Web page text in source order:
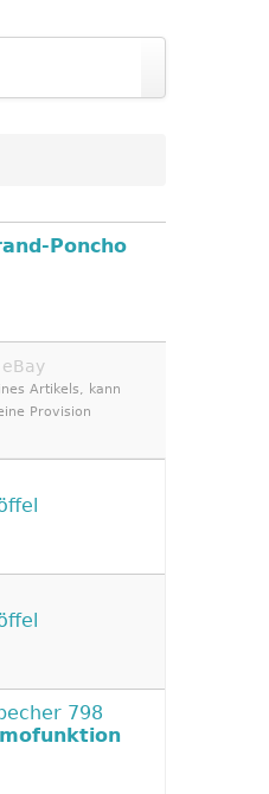
Poncho
Artikels, kann
Provision
798